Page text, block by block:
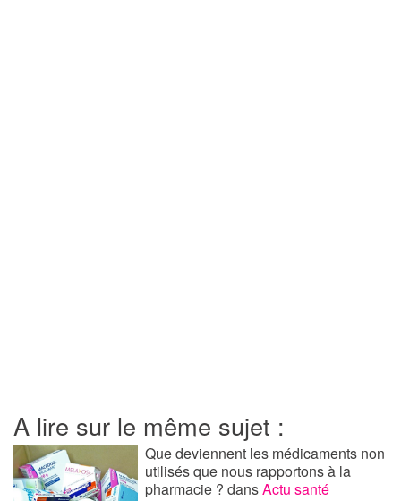
A lire sur le même sujet :
Que deviennent les médicaments non
utilisés que nous rapportons à la
pharmacie ?dansActu santé